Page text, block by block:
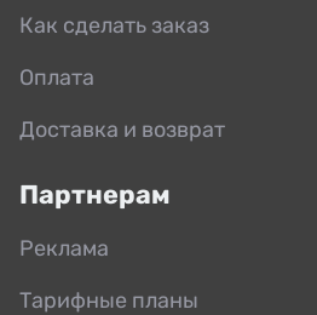
Как сделать заказ
Оплата
Доставка и возврат
Партнерам
Реклама
Тарифные планы